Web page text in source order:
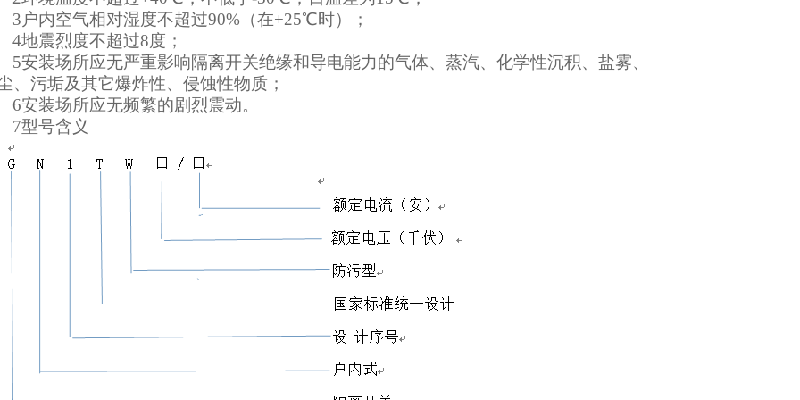
3 户内空气相对湿度不超过90%（在+25℃时）；
4地震烈度不超过8度；
5安装场所应无严重影响隔离开关绝缘和导电能力的气体、蒸汽、化学性沉积、盐雾、
、污垢及其它爆炸性、侵蚀性物质；
6安装场所应无频繁的剧烈震动。
7型号含义